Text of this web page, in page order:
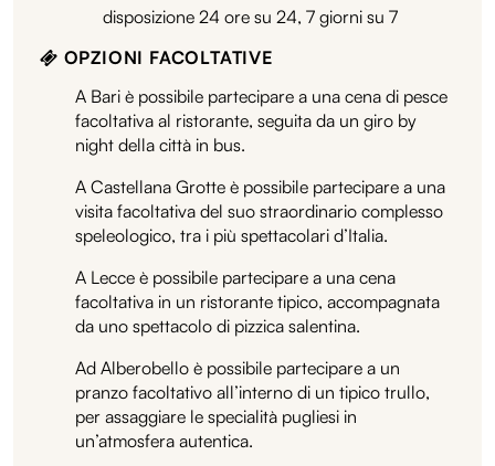
disposizione 24 ore su 24, 7 giorni su 7
OPZIONI FACOLTATIVE
A Bari è possibile partecipare a una cena di pesce
facoltativa al ristorante, seguita da un giro by
night della città in bus.
A Castellana Grotte è possibile partecipare a una
visita facoltativa del suo straordinario complesso
speleologico, tra i più spettacolari d’Italia.
A Lecce è possibile partecipare a una cena
facoltativa in un ristorante tipico, accompagnata
da uno spettacolo di pizzica salentina.
Ad Alberobello è possibile partecipare a un
pranzo facoltativo all’interno di un tipico trullo,
per assaggiare le specialità pugliesi in
un’atmosfera autentica.